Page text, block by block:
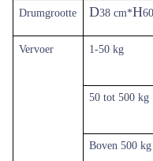
Drumgrootte D38 cm*H
Vervoer 1-50 kg
50 tot 500 kg
Boven 500 kg